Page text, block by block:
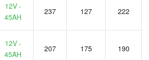
12V -
45AH
237 127 222
12V -
45AH
207 175 190